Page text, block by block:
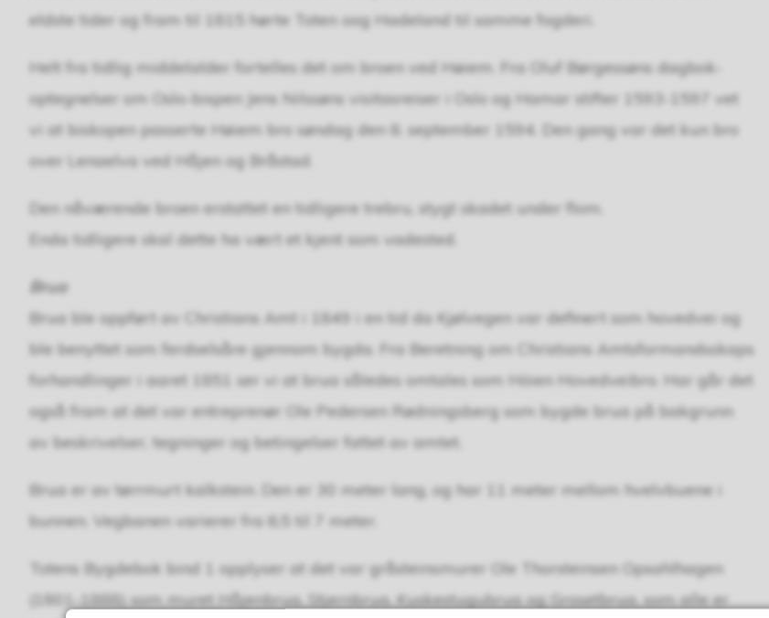
eldste tider og fram til 1815 hørte Toten oog Hadeland til samme fogderi.
Helt fra tidlig middelalder fortelles det om broen ved Høiem. Fra Oluf Børgessøns dagbok-
optegnelser om Oslo-bispen Jens Nilssøns visitasreiser i Oslo og Hamar stifter 1593-1597 vet
vi at biskopen passerte Høiem bro søndag den 8. september 1594. Den gang var det kun bro
over Lenaelva ved Håjen og Bråstad.
Den nåværende broen erstattet en tidligere trebru, stygt skadet under flom.
Enda tidligere skal dette ha vært et kjent som vadested.
Brua
Brua ble oppført av Christians Amt i 1849 i en tid da Kjølvegen var definert som hovedvei og
ble benyttet som ferdselsåre gjennom bygda. Fra Beretning om Christians Amtsformandsskaps
forhandlinger i aaret 1851 ser vi at brua således omtales som Höien Hovedveibro. Har går det
også fram at det var entreprenør Ole Pedersen Rødningsberg som bygde brua på bakgrunn
av beskrivelser, tegninger og betingelser fattet av amtet.
Brua er av tørrmurt kalkstein. Den er 30 meter lang, og har 11 meter mellom hvelvbuene i
bunnen. Vegbanen varierer fra 6,5 til 7 meter.
Totens Bygdebok bind 1 opplyser at det var gråsteinsmurer Ole Thorsteinsen Opsahlhagen
(1801-1888) som muret Håjenbrua, Stjernbrua, Kuskestugubrua og Grosetbrua, som alle er